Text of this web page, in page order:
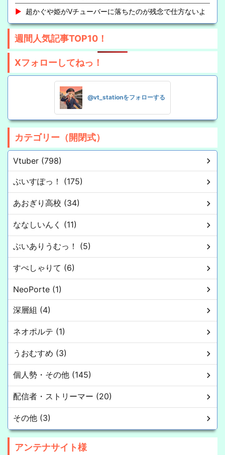
超かぐや姫がVチューバーに落ちたのが残念で仕方ないよ
週間人気記事TOP10！
Xフォローしてねっ！
@vt_stationをフォローする
カテゴリー（開閉式）
Vtuber (798)
ぶいすぽっ！ (175)
あおぎり高校 (34)
ななしいんく (11)
ぶいありうむっ！ (5)
すぺしゃりて (6)
NeoPorte (1)
深層組 (4)
ネオポルテ (1)
うおむすめ (3)
個人勢・その他 (145)
配信者・ストリーマー (20)
その他 (3)
アンテナサイト様